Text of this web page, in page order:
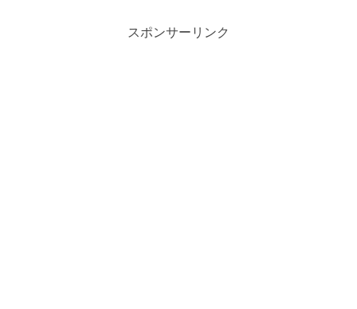
スポンサーリンク